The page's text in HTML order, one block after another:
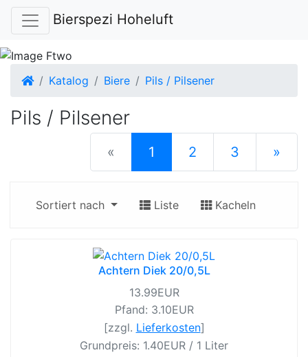
Bierspezi Hoheluft
Startseite
Katalog Biere Pils / Pilsener
Pils / Pilsener
« 1 (current)
2 3 »
Sortiert nach
Liste Kacheln
Achtern Diek 20/0,5L
13.99EUR
Pfand: 3.10EUR
[zzgl. Lieferkosten]
Grundpreis: 1.40EUR / 1 Liter